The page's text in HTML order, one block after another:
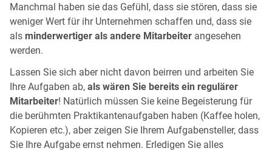
Manchmal haben sie das Gefühl, dass sie stören, dass sie
weniger Wert für ihr Unternehmen schaffen und, dass sie
als minderwertiger als andere Mitarbeiter angesehen
werden.
Lassen Sie sich aber nicht davon beirren und arbeiten Sie
Ihre Aufgaben ab, als wären Sie bereits ein regulärer
Mitarbeiter! Natürlich müssen Sie keine Begeisterung für
die berühmten Praktikantenaufgaben haben (Kaffee holen,
Kopieren etc.), aber zeigen Sie Ihrem Aufgabensteller, dass
Sie Ihre Aufgabe ernst nehmen. Erledigen Sie alles